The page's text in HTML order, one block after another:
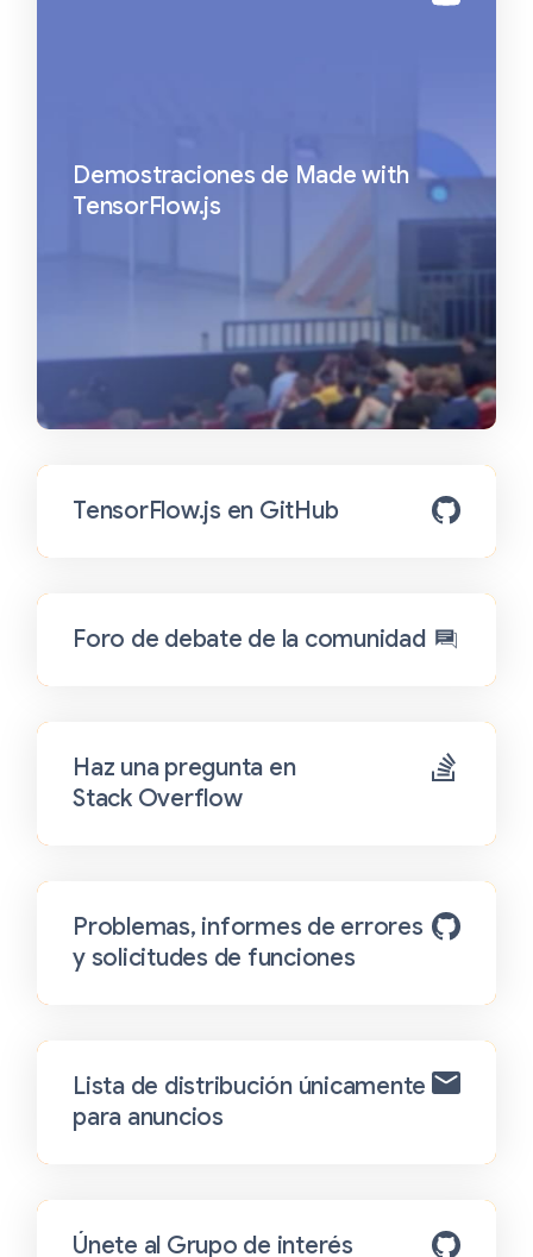
Demostraciones de Made with
TensorFlow.js
TensorFlow.js en GitHub
Foro de debate de la comunidad
Haz una pregunta en
Stack Overflow
Problemas, informes de errores
y solicitudes de funciones
Lista de distribución únicamente
para anuncios
Únete al Grupo de interés